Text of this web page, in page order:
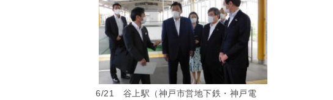
6/21 谷上駅（神戸市営地下鉄・神戸電